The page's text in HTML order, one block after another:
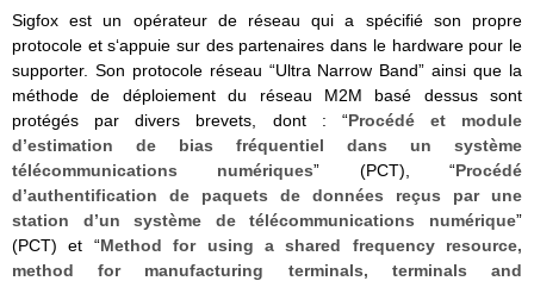
Sigfox est un opérateur de réseau qui a spécifié son propre
protocole et s‘appuie sur des partenaires dans le hardware pour le
supporter. Son protocole réseau “Ultra Narrow Band” ainsi que la
méthode de déploiement du réseau M2M basé dessus sont
protégés par divers brevets, dont : “Procédé et module
d’estimation de bias fréquentiel dans un système
télécommunications numériques” (PCT), “Procédé
d’authentification de paquets de données reçus par une
station d’un système de télécommunications numérique”
(PCT) et “Method for using a shared frequency resource,
method for manufacturing terminals, terminals and